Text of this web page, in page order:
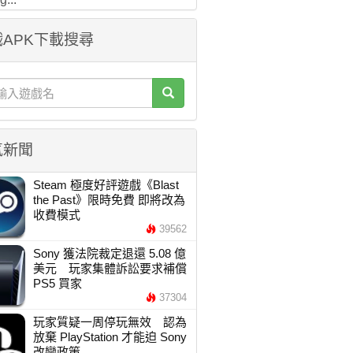
下載搜尋
聞
Steam 極度好評遊戲《Blast
the Past》限時免費 即將改為
收費模式
39562
Sony 獲法院裁定退還 5.08 億
美元 玩家集體訴訟要求補償
PS5 買家
37304
玩家質疑一周停玩無效 認為
放棄 PlayStation 才能迫 Sony